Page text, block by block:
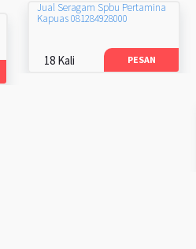
Jual Seragam Spbu Pertamina
Kapuas 081284928000
18 Kali PESAN